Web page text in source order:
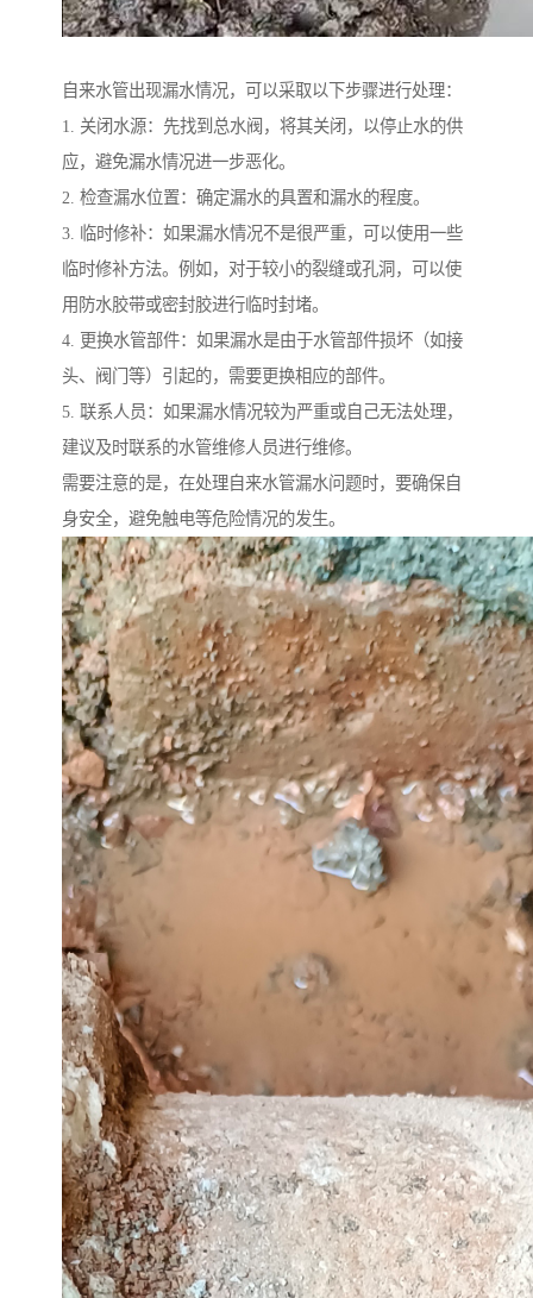
自来水管出现漏水情况，可以采取以下步骤进行处理：
1. 关闭水源：先找到总水阀，将其关闭，以停止水的供
应，避免漏水情况进一步恶化。
2. 检查漏水位置：确定漏水的具置和漏水的程度。
3. 临时修补：如果漏水情况不是很严重，可以使用一些
临时修补方法。例如，对于较小的裂缝或孔洞，可以使
用防水胶带或密封胶进行临时封堵。
4. 更换水管部件：如果漏水是由于水管部件损坏（如接
头、阀门等）引起的，需要更换相应的部件。
5. 联系人员：如果漏水情况较为严重或自己无法处理，
建议及时联系的水管维修人员进行维修。
需要注意的是，在处理自来水管漏水问题时，要确保自
身安全，避免触电等危险情况的发生。